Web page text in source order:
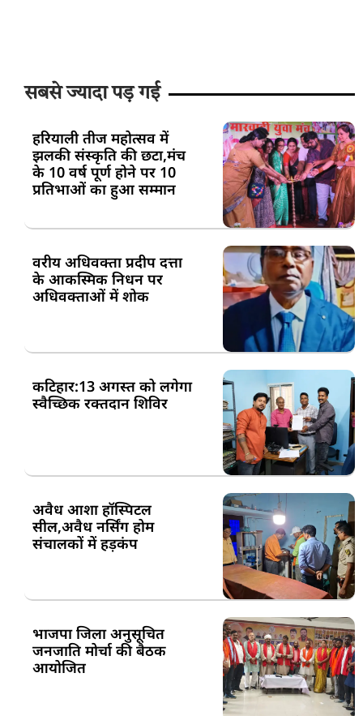
सबसे ज्यादा पड़ गई
हरियाली तीज महोत्सव में
झलकी संस्कृति की छटा,मंच
के 10 वर्ष पूर्ण होने पर 10
प्रतिभाओं का हुआ सम्मान
वरीय अधिवक्ता प्रदीप दत्ता
के आकस्मिक निधन पर
अधिवक्ताओं में शोक
कटिहार:13 अगस्त को लगेगा
स्वैच्छिक रक्तदान शिविर
अवैध आशा हॉस्पिटल
सील,अवैध नर्सिंग होम
संचालकों में हड़कंप
भाजपा जिला अनुसूचित
जनजाति मोर्चा की बैठक
आयोजित